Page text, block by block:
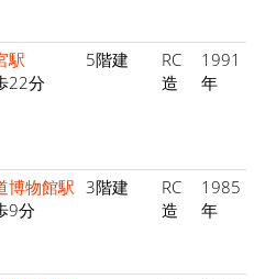
駅
22分
5階建
RC
造
1991
年
博物館駅
9分
3階建
RC
造
1985
年